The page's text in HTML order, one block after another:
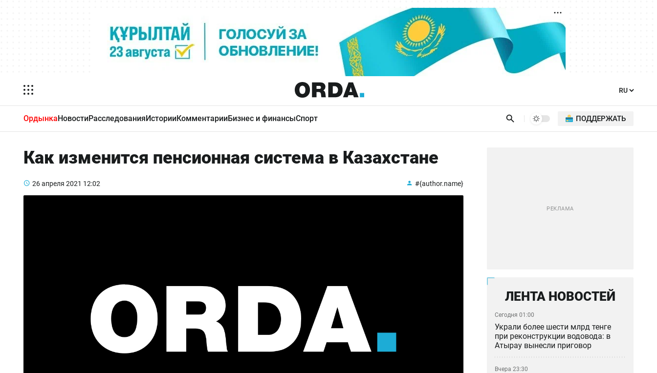
ОрдынкаНовостиРасследованияИсторииКомментарииБизнес и финансыСпорт ПОДДЕРЖАТЬ
Как изменится пенсионная система в Казахстане
26 апреля 2021 12:02 #{author.name}
ЛЕНТА НОВОСТЕЙ
Сегодня 01:00
Украли более шести млрд тенге
при реконструкции водовода: в
Атырау вынесли приговор
Вчера 23:30